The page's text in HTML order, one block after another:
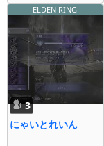
ELDEN RING
3
にゃいとれいん